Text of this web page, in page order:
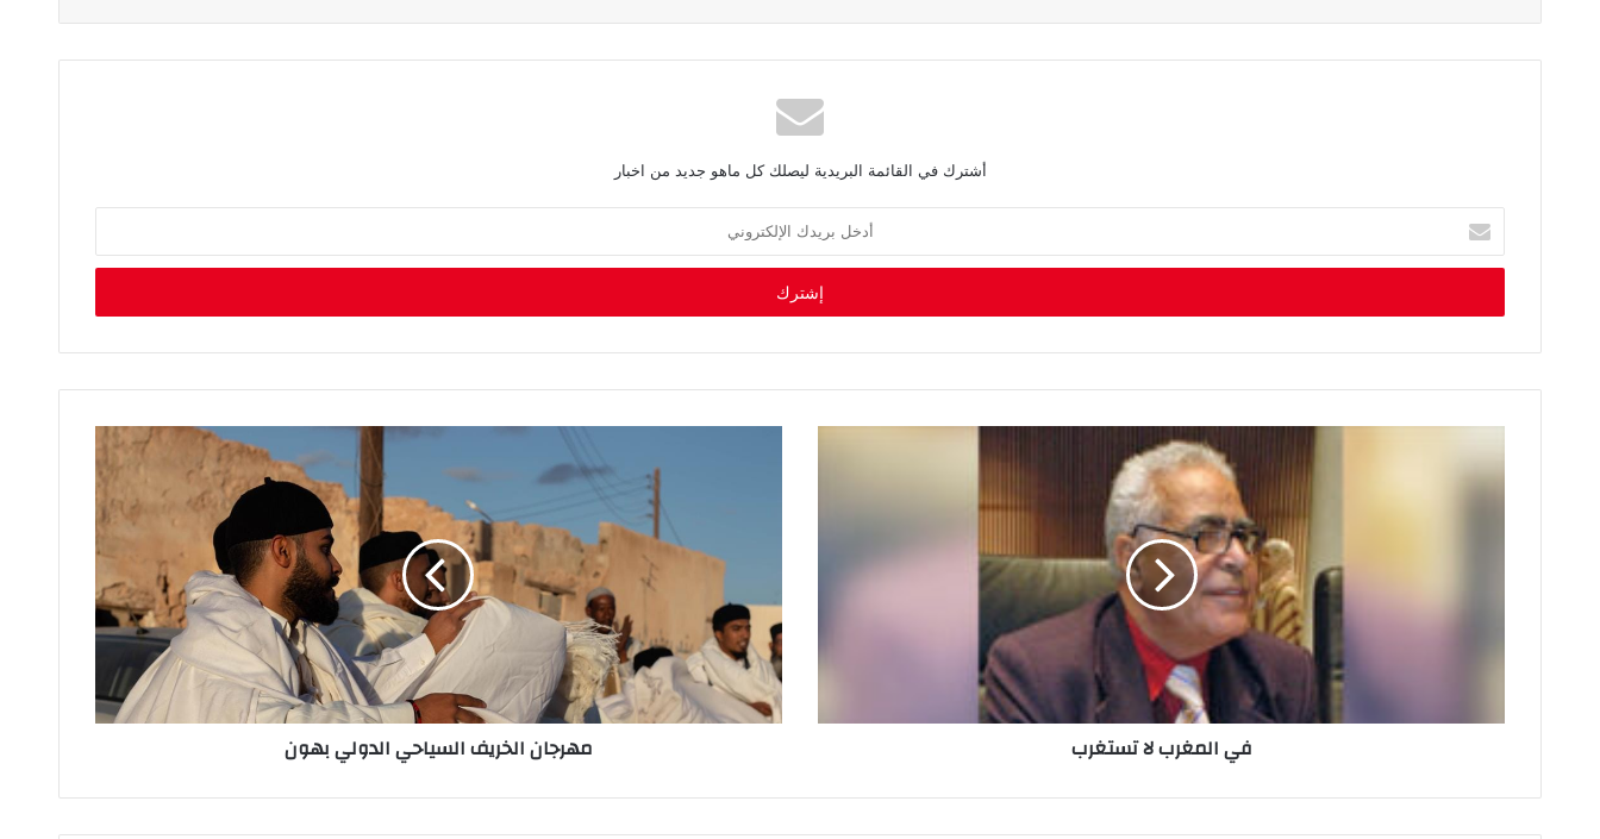
أشترك في القائمة البريدية ليصلك كل ماهو جديد من اخبار
خ
ب
د
في المغرب لا تستغرب مهرجان الخريف السياحي الدولي بهون